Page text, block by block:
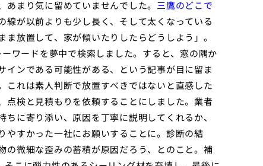
まり気に留めていませんでした。 三鷹のどこで
線が以前よりも少し長く、そして太くなっている
放置して、家が傾いたりしたらどうしよう」。
ワードを夢中で検索しました。すると、窓の隅か
ンである可能性がある、という記事が目に留ま
これは素人判断で放置すべきではないと直感した
検と見積もりを依頼することにしました。業者
に寄り添い、原因を丁寧に説明してくれるか、
やすかった一社にお願いすることに。診断の結
の微細な歪みの蓄積が原因だろう、とのこと。補